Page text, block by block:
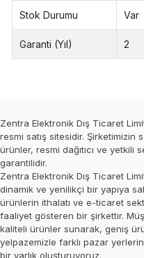
Stok Durumu Var
Garanti (Yıl) 2
Zentra Elektronik Dış Ticaret
resmi satış sitesidir. Şirketimizin
ürünler, resmi dağıtıcı ve yetkili
garantilidir.
Zentra Elektronik Dış Ticaret
dinamik ve yenilikçi bir yapıya
ürünlerin ithalatı ve e-ticaret
faaliyet gösteren bir şirkettir.
kaliteli ürünler sunarak, geniş
yelpazemizle farklı pazar
bir varlık oluşturuyoruz.